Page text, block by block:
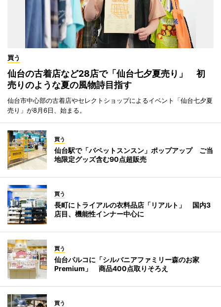
買う
仙台の古着店など28店で「仙台七夕夏売り」 初
売りのような夏の風物詩目指す
仙台市中心部の古着店やセレクトショップによるイベント「仙台七夕夏
売り」が8月6日、始まる。
買う
仙台駅で「パペットスンスン」ポップアップ ご当
地限定グッズ含む90点超販売
買う
長町にトライアルの衣料品店「リアルト」 国内3
店目、機能性インナー中心に
買う
仙台パルコに「シルバニアファミリー森のお家
Premium」 商品400点取りそろえ
買う